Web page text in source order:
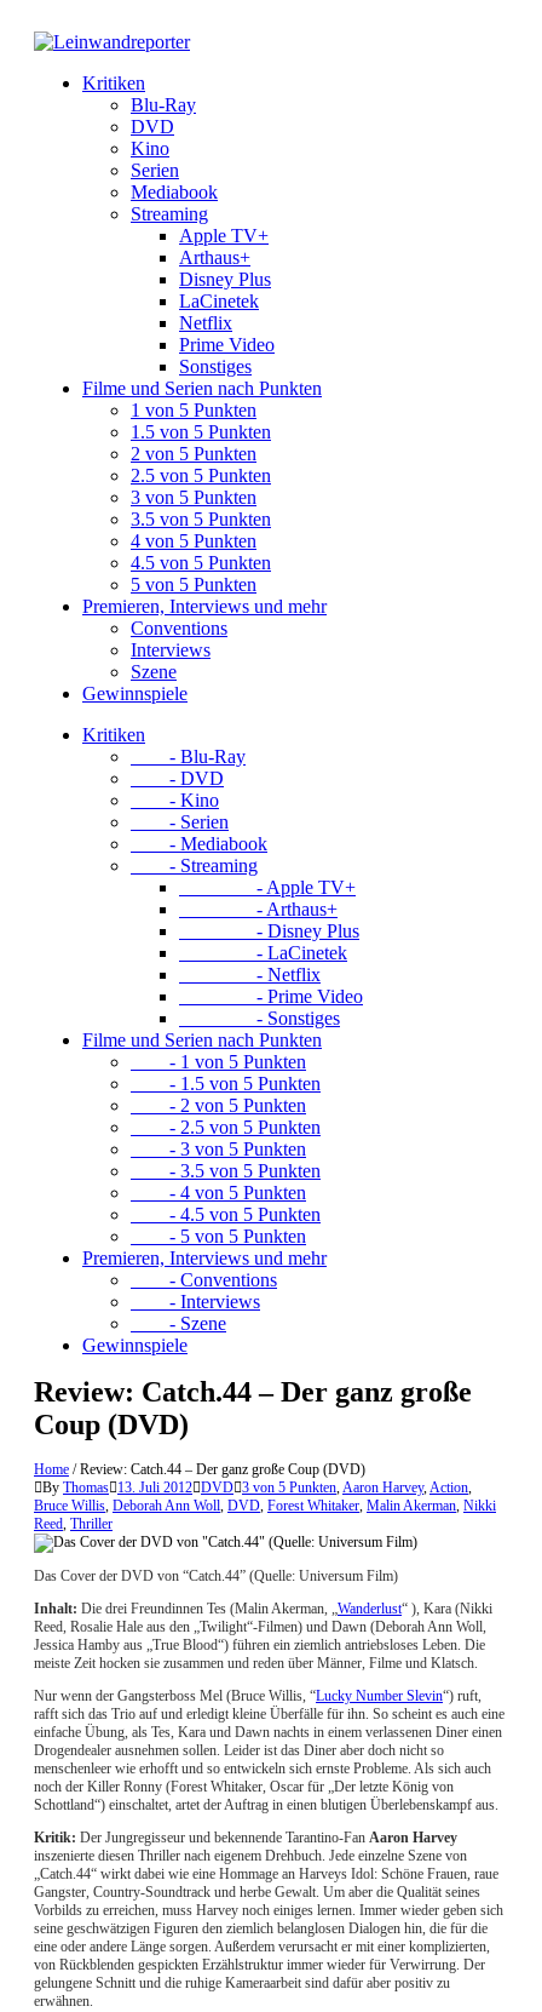
Kritiken
Blu-Ray
DVD
Kino
Serien
Mediabook
Streaming
Apple TV+
Arthaus+
Disney Plus
LaCinetek
Netflix
Prime Video
Sonstiges
Filme und Serien nach Punkten
1 von 5 Punkten
1.5 von 5 Punkten
2 von 5 Punkten
2.5 von 5 Punkten
3 von 5 Punkten
3.5 von 5 Punkten
4 von 5 Punkten
4.5 von 5 Punkten
5 von 5 Punkten
Premieren, Interviews und mehr
Conventions
Interviews
Szene
Gewinnspiele
Kritiken
- Blu-Ray
- DVD
- Kino
- Serien
- Mediabook
- Streaming
- Apple TV+
- Arthaus+
- Disney Plus
- LaCinetek
- Netflix
- Prime Video
- Sonstiges
Filme und Serien nach Punkten
- 1 von 5 Punkten
- 1.5 von 5 Punkten
- 2 von 5 Punkten
- 2.5 von 5 Punkten
- 3 von 5 Punkten
- 3.5 von 5 Punkten
- 4 von 5 Punkten
- 4.5 von 5 Punkten
- 5 von 5 Punkten
Premieren, Interviews und mehr
- Conventions
- Interviews
- Szene
Gewinnspiele
Review: Catch.44 – Der ganz große
Coup (DVD)
Home /Review: Catch.44 – Der ganz große Coup (DVD)
By Thomas 13. Juli 2012 DVD 3 von 5 Punkten,Aaron Harvey,Action,
Bruce Willis, Deborah Ann Woll, DVD, Forest Whitaker, Malin Akerman, Nikki
Reed, Thriller
Das Cover der DVD von “Catch.44” (Quelle: Universum Film)
Inhalt: Die drei Freundinnen Tes (Malin Akerman, „Wanderlust“ ), Kara (Nikki
Reed, Rosalie Hale aus den „Twilight“-Filmen) und Dawn (Deborah Ann Woll,
Jessica Hamby aus „True Blood“) führen ein ziemlich antriebsloses Leben. Die
meiste Zeit hocken sie zusammen und reden über Männer, Filme und Klatsch.
Nur wenn der Gangsterboss Mel (Bruce Willis, “Lucky Number Slevin“) ruft,
rafft sich das Trio auf und erledigt kleine Überfälle für ihn. So scheint es auch eine
einfache Übung, als Tes, Kara und Dawn nachts in einem verlassenen Diner einen
Drogendealer ausnehmen sollen. Leider ist das Diner aber doch nicht so
menschenleer wie erhofft und so entwickeln sich ernste Probleme. Als sich auch
noch der Killer Ronny (Forest Whitaker, Oscar für „Der letzte König von
Schottland“) einschaltet, artet der Auftrag in einen blutigen Überlebenskampf aus.
Kritik: Der Jungregisseur und bekennende Tarantino-Fan Aaron Harvey
inszenierte diesen Thriller nach eigenem Drehbuch. Jede einzelne Szene von
„Catch.44“ wirkt dabei wie eine Hommage an Harveys Idol: Schöne Frauen, raue
Gangster, Country-Soundtrack und herbe Gewalt. Um aber die Qualität seines
Vorbilds zu erreichen, muss Harvey noch einiges lernen. Immer wieder geben sich
seine geschwätzigen Figuren den ziemlich belanglosen Dialogen hin, die für die
eine oder andere Länge sorgen. Außerdem verursacht er mit einer komplizierten,
von Rückblenden gespickten Erzählstruktur immer wieder für Verwirrung. Der
gelungene Schnitt und die ruhige Kameraarbeit sind dafür aber positiv zu
erwähnen.